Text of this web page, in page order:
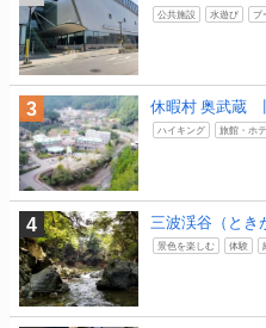
公共施設 水遊び プ
休暇村 奥武蔵
ハイキング 旅館・ホ
三波渓谷（とき
景色を楽しむ 体験